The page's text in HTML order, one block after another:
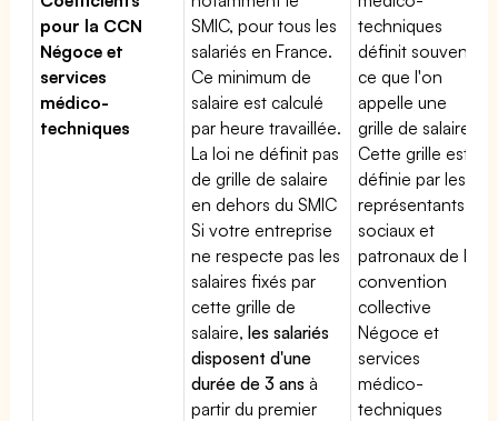
pour la CCN
Négoce et
services
médico-
techniques
SMIC, pour tous les
salariés en France.
Ce minimum de
salaire est calculé
par heure travaillée.
La loi ne définit pas
de grille de salaire
en dehors du SMIC
Si votre entreprise
ne respecte pas les
salaires fixés par
cette grille de
salaire,les salariés
disposent d'une
durée de 3 ans à
partir du premier
techniques
définit souvent
ce que l'on
appelle une
grille de salaires.
Cette grille est
définie par les
représentants
sociaux et
patronaux de la
convention
collective
Négoce et
services
médico-
techniques